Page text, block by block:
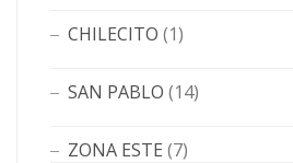
CHILECITO (1)
SAN PABLO (14)
ZONA ESTE (7)